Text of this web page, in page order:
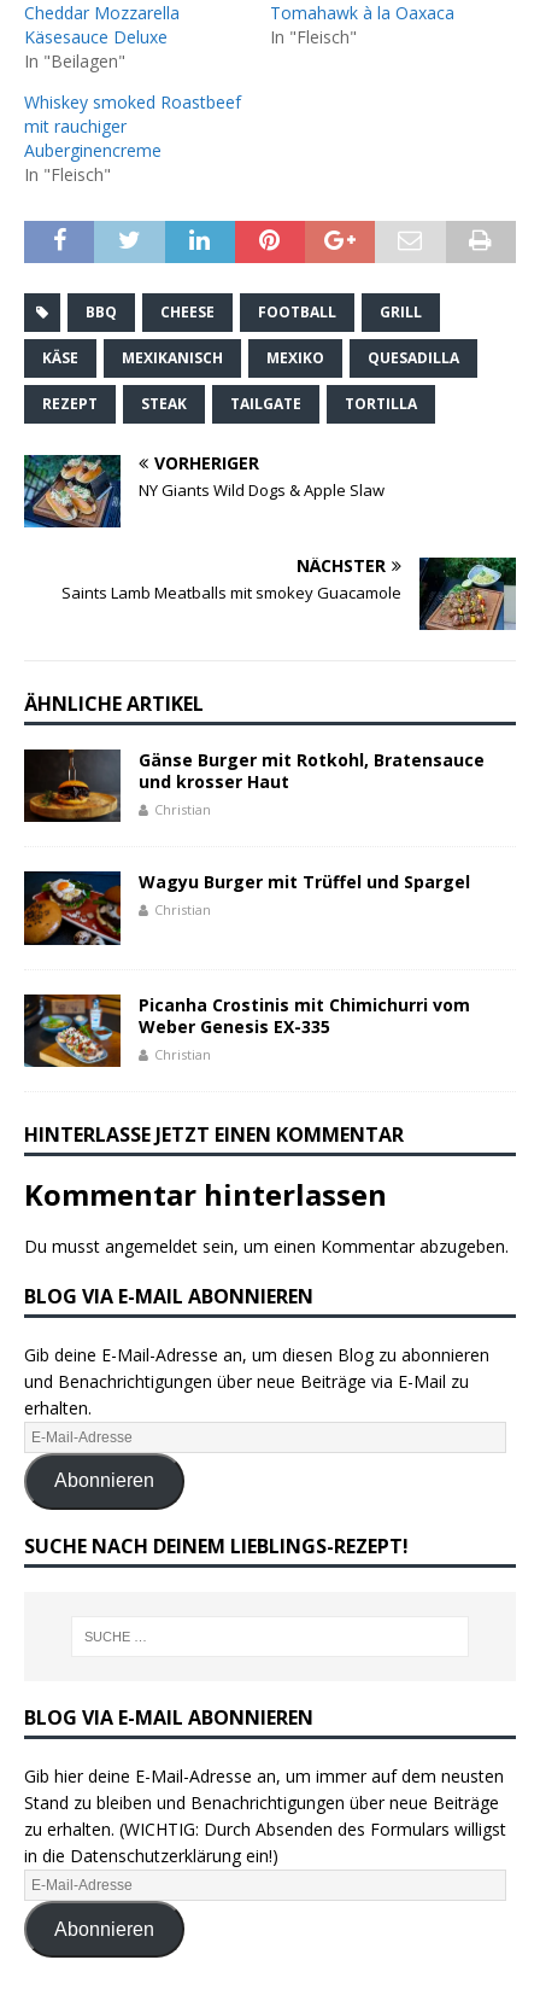
Cheddar Mozzarella
Käsesauce Deluxe
In "Beilagen"
Tomahawk à la Oaxaca
In "Fleisch"
Whiskey smoked Roastbeef
mit rauchiger
Auberginencreme
In "Fleisch"
BBQ CHEESE FOOTBALL GRILL
KÄSE MEXIKANISCH MEXIKO QUESADILLA
REZEPT STEAK TAILGATE TORTILLA
VORHERIGER
NY Giants Wild Dogs & Apple Slaw
NÄCHSTER
Saints Lamb Meatballs mit smokey Guacamole
ÄHNLICHE ARTIKEL
Gänse Burger mit Rotkohl, Bratensauce
und krosser Haut
Christian
Wagyu Burger mit Trüffel und Spargel
Christian
Picanha Crostinis mit Chimichurri vom
Weber Genesis EX-335
Christian
HINTERLASSE JETZT EINEN KOMMENTAR
Kommentar hinterlassen
Du musst angemeldet sein, um einen Kommentar abzugeben.
BLOG VIA E-MAIL ABONNIEREN
Gib deine E-Mail-Adresse an, um diesen Blog zu abonnieren
und Benachrichtigungen über neue Beiträge via E-Mail zu
erhalten.
Abonnieren
SUCHE NACH DEINEM LIEBLINGS-REZEPT!
BLOG VIA E-MAIL ABONNIEREN
Gib hier deine E-Mail-Adresse an, um immer auf dem neusten
Stand zu bleiben und Benachrichtigungen über neue Beiträge
zu erhalten. (WICHTIG: Durch Absenden des Formulars willigst
in die Datenschutzerklärung ein!)
Abonnieren